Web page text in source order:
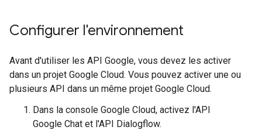
Configurer l'environnement
Avant d'utiliser les API Google, vous devez les activer
dans un projet Google Cloud. Vous pouvez activer une ou
plusieurs API dans un même projet Google Cloud.
Dans la console Google Cloud, activez l'API
Google Chat et l'API Dialogflow.